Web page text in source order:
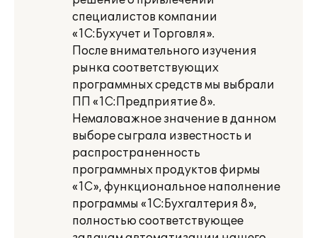
специалистов компании
«1С:Бухучет и Торговля».
После внимательного изучения
рынка соответствующих
программных средств мы выбрали
ПП «1С:Предприятие 8».
Немаловажное значение в данном
выборе сыграла известность и
распространенность
программных продуктов фирмы
«1С», функциональное наполнение
программы «1С:Бухгалтерия 8»,
полностью соответствующее